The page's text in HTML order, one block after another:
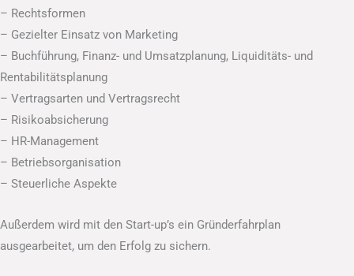
– Rechtsformen
– Gezielter Einsatz von Marketing
– Buchführung, Finanz- und Umsatzplanung, Liquiditäts- und
Rentabilitätsplanung
– Vertragsarten und Vertragsrecht
– Risikoabsicherung
– HR-Management
– Betriebsorganisation
– Steuerliche Aspekte
Außerdem wird mit den Start-up’s ein Gründerfahrplan
ausgearbeitet, um den Erfolg zu sichern.